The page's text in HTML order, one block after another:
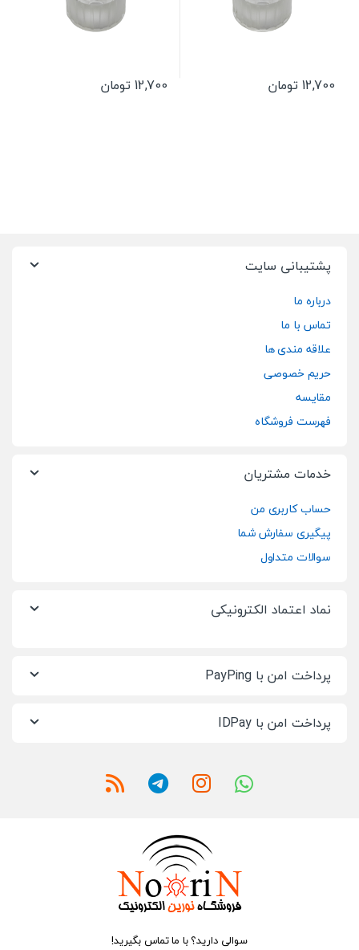
12,700تومان 12,700تومان
پشتیبانی سایت
درباره ما
تماس با ما
علاقه مندی ها
حریم خصوصی
مقایسه
فهرست فروشگاه
خدمات مشتریان
حساب کاربری من
پیگیری سفارش شما
سوالات متداول
نماد اعتماد الکترونیکی
پرداخت امن با PayPing
پرداخت امن با IDPay
سوالی دارید؟ با ما تماس بگیرید!